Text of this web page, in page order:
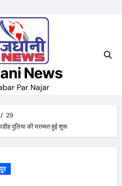
News
Par Najar
29
पुलिया की मरम्मत हुई शुरू